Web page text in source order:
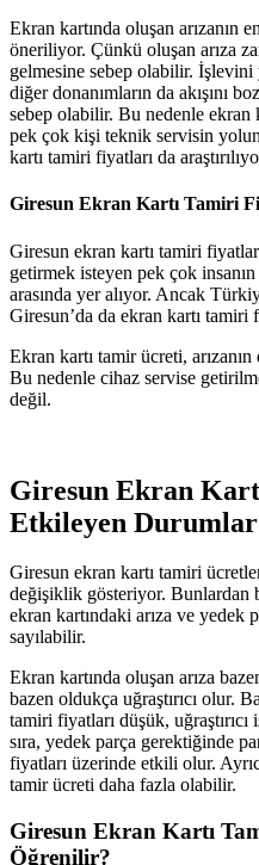
Ekran kartında oluşan arızanın
öneriliyor. Çünkü oluşan arıza
gelmesine sebep olabilir. İşlevini
diğer donanımların da akışını
sebep olabilir. Bu nedenle ekran
pek çok kişi teknik servisin
kartı tamiri fiyatları da
Giresun Ekran Kartı Tamiri
Giresun ekran kartı tamiri
getirmek isteyen pek çok insanın
arasında yer alıyor. Ancak
Giresun’da da ekran kartı tamiri
Ekran kartı tamir ücreti,
Bu nedenle cihaz servise
değil.
Giresun Ekran
Etkileyen Durumlar
Giresun ekran kartı tamiri
değişiklik gösteriyor. Bunlardan
ekran kartındaki arıza ve yedek
sayılabilir.
Ekran kartında oluşan arıza
bazen oldukça uğraştırıcı olur.
tamiri fiyatları düşük,
sıra, yedek parça gerektiğinde
fiyatları üzerinde etkili olur.
tamir ücreti daha fazla olabilir.
Giresun Ekran Kartı
Öğrenilir?